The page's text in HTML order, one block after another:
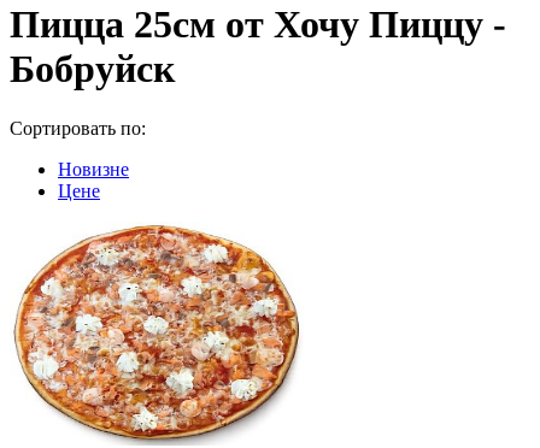
Пицца 25см от Хочу Пиццу -
Бобруйск
Сортировать по:
Новизне
Цене